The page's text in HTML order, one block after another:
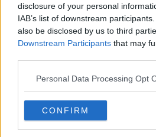
disclosure of your personal
IAB’s list of downstream
also be disclosed by us to third
Downstream Participants that may
Personal Data Processing Opt
CONFIRM
"E’ francamente surreale che il partito
e di maggioranza relativa
proprio inganno a discapito dei territori
Soltanto in Toscana sono stati
Non si può parlare di attenzione e
adottare criteri che si basano quasi
pendenza. La kermesse di Fdi arriva
Parlamento del Milleproroghe in cui la
proposta di revisione dei parametri.
politiche strutturali, non di false
concluso.